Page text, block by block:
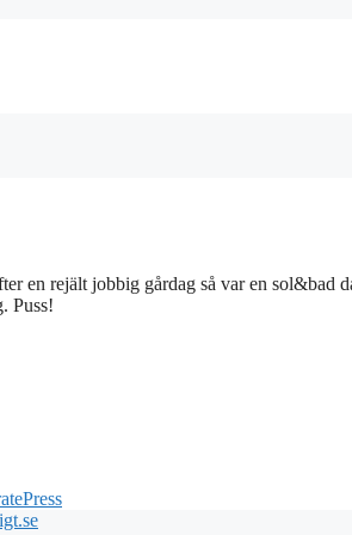
en rejält jobbig gårdag så var en sol&bad
Puss!